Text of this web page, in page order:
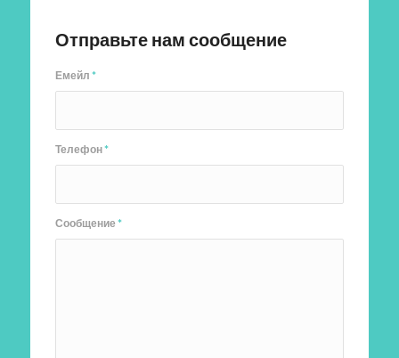
Отправьте нам сообщение
Емейл*
Телефон*
Сообщение*